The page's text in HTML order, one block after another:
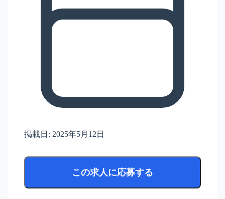
掲載日: 2025年5月12日
この求人に応募する